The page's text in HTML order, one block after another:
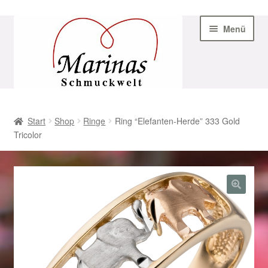
Navigation
Menü
AGB
Beispiel-Seite
Datenschutz
Geschenke zu Ostern 2023
Geschenke zu Ostern 2024
Start Shop Ringe
Ring “Elefanten-Herde” 333 Gold
Tricolor